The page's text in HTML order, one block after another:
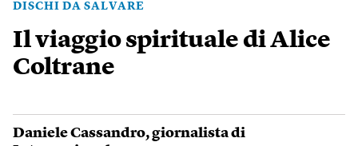
DISCHI DA SALVARE
Il viaggio spirituale di Alice
Coltrane
Daniele Cassandro, giornalista di